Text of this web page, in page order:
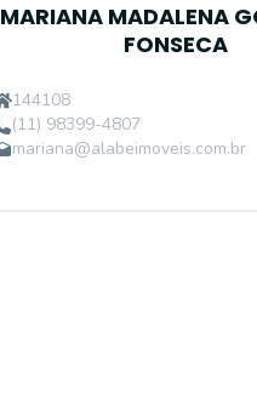
MARIANA MADALENA
FONSECA
144108
(11) 98399-4807
mariana@alabeimoveis.com.br